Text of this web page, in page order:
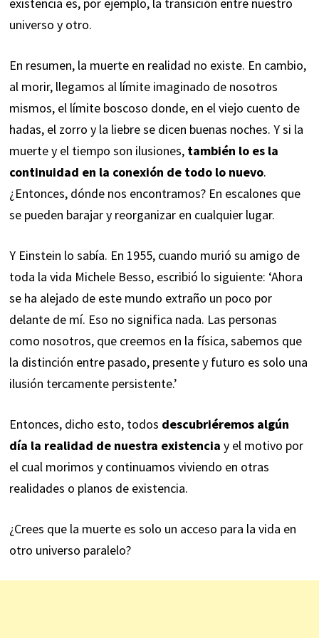
universo y otro.
En resumen, la muerte en realidad no existe. En cambio,
al morir, llegamos al límite imaginado de nosotros
mismos, el límite boscoso donde, en el viejo cuento de
hadas, el zorro y la liebre se dicen buenas noches. Y si la
muerte y el tiempo son ilusiones, también lo es la
continuidad en la conexión de todo lo nuevo.
¿Entonces, dónde nos encontramos? En escalones que
se pueden barajar y reorganizar en cualquier lugar.
Y Einstein lo sabía. En 1955, cuando murió su amigo de
toda la vida Michele Besso, escribió lo siguiente: ‘Ahora
se ha alejado de este mundo extraño un poco por
delante de mí. Eso no significa nada. Las personas
como nosotros, que creemos en la física, sabemos que
la distinción entre pasado, presente y futuro es solo una
ilusión tercamente persistente.’
Entonces, dicho esto, todos descubriéremos algún
día la realidad de nuestra existencia y el motivo por
el cual morimos y continuamos viviendo en otras
realidades o planos de existencia.
¿Crees que la muerte es solo un acceso para la vida en
otro universo paralelo?